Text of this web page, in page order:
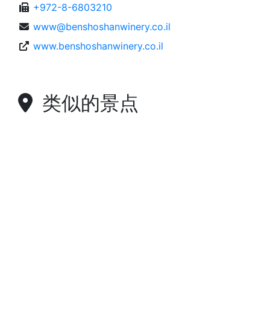
+972-8-6803210
www@benshoshanwinery.co.il
www.benshoshanwinery.co.il
类似的景点